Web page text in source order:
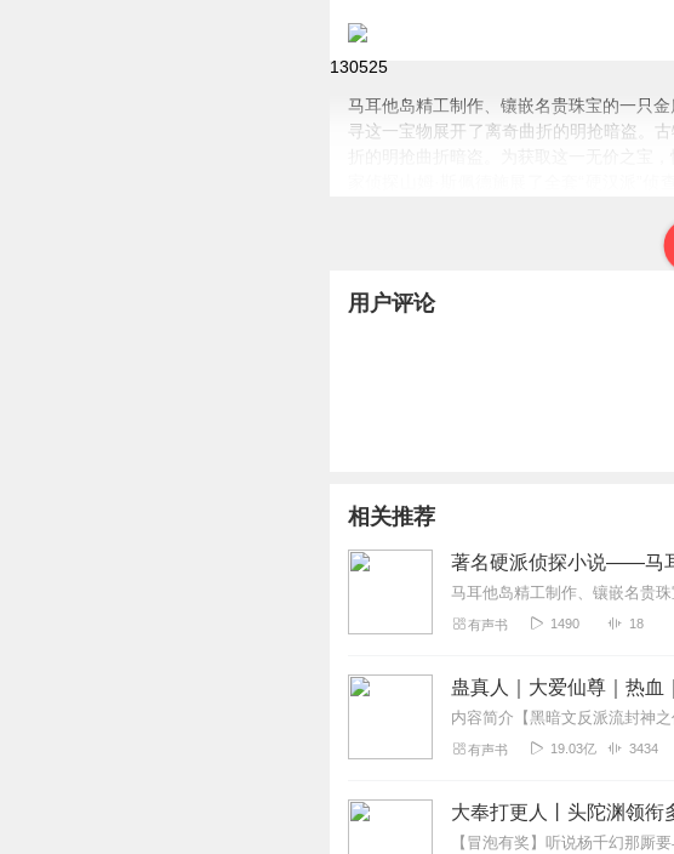
著名硬派侦探小说——马耳他黑鹰（无背景音
130525
马耳他岛精工制作、镶嵌名贵珠宝的一只
寻这一宝物展开了离奇曲折的明抢暗盗。
家侦探山姆·斯佩德施展了全套“硬汉派”
”侦查本领，机智勇敢地利用矛盾，各
用户评论
相关推荐
著名硬派侦探小说——马
有声书 1490 18
蛊真人｜大爱仙尊｜热血
有声书 19.03亿 3434
大奉打更人丨头陀渊领衔